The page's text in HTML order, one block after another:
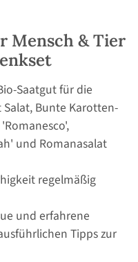
Mensch & Tier
Saatgut für die
Bunte Karotten-
und Romanasalat
regelmäßig
und erfahrene
Tipps zur